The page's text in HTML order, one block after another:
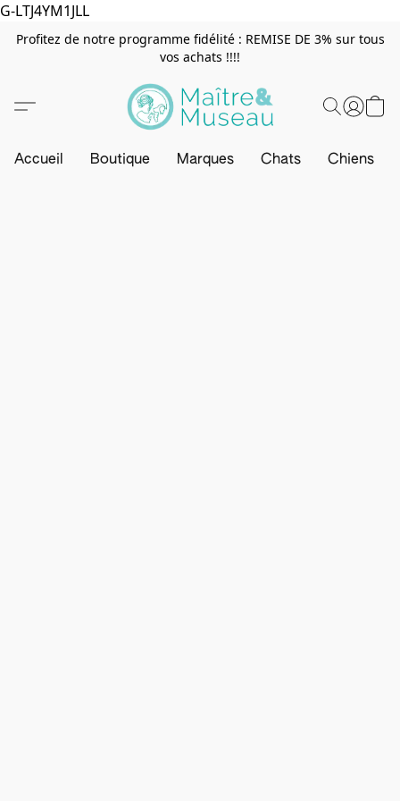
G-LTJ4YM1JLL
Profitez de notre programme fidélité : REMISE DE 3% sur tous
vos achats !!!!
Accueil Boutique Marques Chats Chiens